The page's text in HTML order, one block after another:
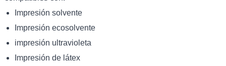
Impresión solvente
Impresión ecosolvente
impresión ultravioleta
Impresión de látex